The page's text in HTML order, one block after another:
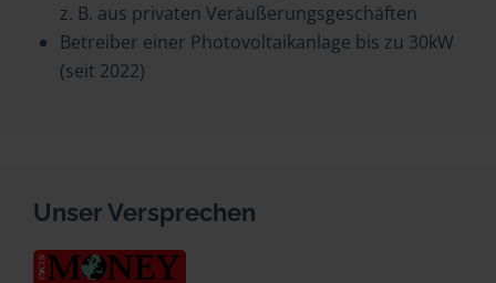
z. B. aus privaten Veräußerungsgeschäften
Betreiber einer Photovoltaikanlage bis zu 30kW
(seit 2022)
Unser Versprechen